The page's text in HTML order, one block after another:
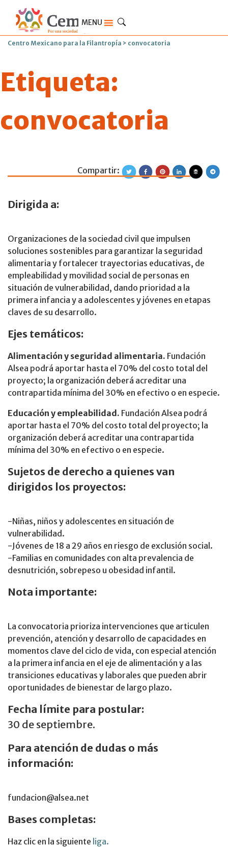
MENU
Centro Mexicano para la Filantropía > convocatoria
Etiqueta:
convocatoria
Convocatoria
Compartir:
Dirigida a:
Organizaciones de la sociedad civil que impulsen
soluciones sostenibles para garantizar la seguridad
alimentaria y fortalecer trayectorias educativas, de
empleabilidad y movilidad social de personas en
situación de vulnerabilidad, dando prioridad a la
primera infancia y a adolescentes y jóvenes en etapas
claves de su desarrollo.
Ejes temáticos:
Alimentación y seguridad alimentaria. Fundación
Alsea podrá aportar hasta el 70% del costo total del
proyecto; la organización deberá acreditar una
contrapartida mínima del 30% en efectivo o en especie.
Educación y empleabilidad. Fundación Alsea podrá
aportar hasta el 70% del costo total del proyecto; la
organización deberá acreditar una contrapartida
mínima del 30% en efectivo o en especie.
Sujetos de derecho a quienes van
dirigidos los proyectos:
-Niñas, niños y adolescentes en situación de
vulnerabilidad.
-Jóvenes de 18 a 29 años en riesgo de exclusión social.
-Familias en comunidades con alta prevalencia de
desnutrición, sobrepeso u obesidad infantil.
Nota importante:
La convocatoria prioriza intervenciones que articulen
prevención, atención y desarrollo de capacidades en
momentos clave del ciclo de vida, con especial atención
a la primera infancia en el eje de alimentación y a las
transiciones educativas y laborales que pueden abrir
oportunidades de bienestar de largo plazo.
Fecha límite para postular:
30 de septiembre.
Para atención de dudas o más
información:
fundacion@alsea.net
Bases completas:
Haz clic en la siguiente liga.